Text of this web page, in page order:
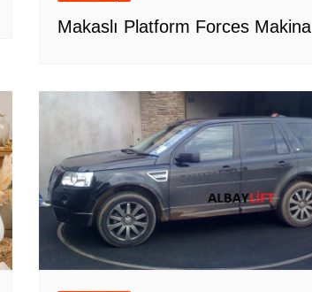
Makaslı Platform Forces Makina